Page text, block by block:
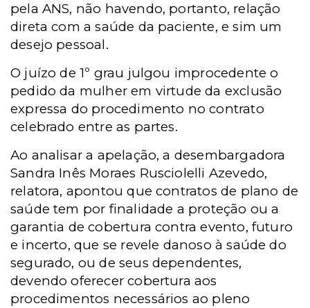
pela ANS, não havendo, portanto, relação
direta com a saúde da paciente, e sim um
desejo pessoal.
O juízo de 1º grau julgou improcedente o
pedido da mulher em virtude da exclusão
expressa do procedimento no contrato
celebrado entre as partes.
Ao analisar a apelação, a desembargadora
Sandra Inês Moraes Rusciolelli Azevedo,
relatora, apontou que contratos de plano de
saúde tem por finalidade a proteção ou a
garantia de cobertura contra evento, futuro
e incerto, que se revele danoso à saúde do
segurado, ou de seus dependentes,
devendo oferecer cobertura aos
procedimentos necessários ao pleno